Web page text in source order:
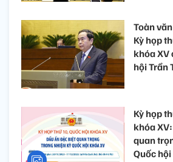
Toàn
Kỳ họp
khóa XV
hội Trần
Kỳ họp
khóa
quan
Quốc